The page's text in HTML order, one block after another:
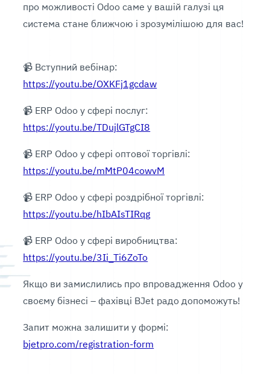
про можливості Odoo саме у вашій галузі ця
система стане ближчою і зрозумілішою для вас!
📹 Вступний вебінар:
https://youtu.be/OXKFj1gcdaw
📹 ERP Odoo у сфері послуг:
https://youtu.be/TDujlGTgCI8
📹 ERP Odoo у сфері оптової торгівлі:
https://youtu.be/mMtP04cowvM
📹 ERP Odoo у сфері роздрібної торгівлі:
https://youtu.be/hIbAIsTIRqg
📹 ERP Odoo у сфері виробництва:
https://youtu.be/3Ii_Ti6ZoTo
Якщо ви замислились про впровадження Odoo у
своєму бізнесі – фахівці BJet радо допоможуть!
Запит можна залишити у формі:
bjetpro.com/registration-form